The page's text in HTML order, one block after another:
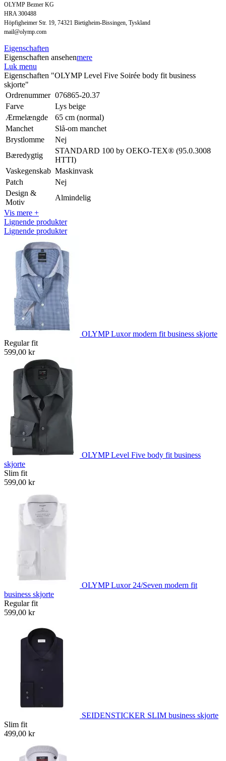
OLYMP Bezner KG
HRA 300488
Höpfigheimer Str. 19, 74321 Bietigheim-Bissingen, Tyskland
mail@olymp.com
Eigenschaften
Eigenschaften ansehenmere
Luk menu
Eigenschaften "OLYMP Level Five Soirée body fit business
skjorte"
Ordrenummer 076865-20.37
Farve
Lys beige
Ærmelængde
65 cm (normal)
Manchet
Slå-om manchet
Brystlomme
Nej
Bæredygtig
STANDARD 100 by OEKO-TEX® (95.0.3008
HTTI)
Vaskegenskab Maskinvask
Patch
Nej
Design &
Motiv
Almindelig
Vis mere +
Lignende produkter
Lignende produkter
OLYMP Luxor modern fit business skjorte
Regular fit
599,00 kr
OLYMP Level Five body fit business
skjorte
Slim fit
599,00 kr
OLYMP Luxor 24/Seven modern fit
business skjorte
Regular fit
599,00 kr
SEIDENSTICKER SLIM business skjorte
Slim fit
499,00 kr